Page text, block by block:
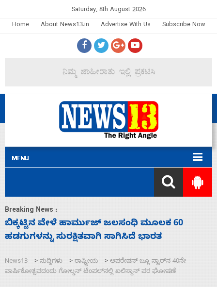
Saturday, 8th August 2026
Home
About News13.in Advertise With Us Subscribe Now
Breaking News :
ನಾಗೇಂದ್ರ ರಾಜೀನಾಮೆ ಕೊಡದಿದ್ದರೆ ಸದನ ನಡೆಸಲು
ಬಿಡೆವು: ಛಲವಾದಿ ನಾರಾಯಣಸ್ವಾಮಿ
News13 > ಸುದ್ದಿಗಳು > ರಾಷ್ಟ್ರೀಯ > ಆಪರೇಷನ್ ಬ್ಲೂ ಸ್ಟಾರ್‌ನ 40ನೇ
ವಾರ್ಷಿಕೋತ್ಸವದಂದು ಗೋಲ್ಡನ್‌ ಟೆಂಪಲ್‌ನಲ್ಲಿ ಖಲಿಸ್ಥಾನ್‌ ಪರ ಘೋಷಣೆ